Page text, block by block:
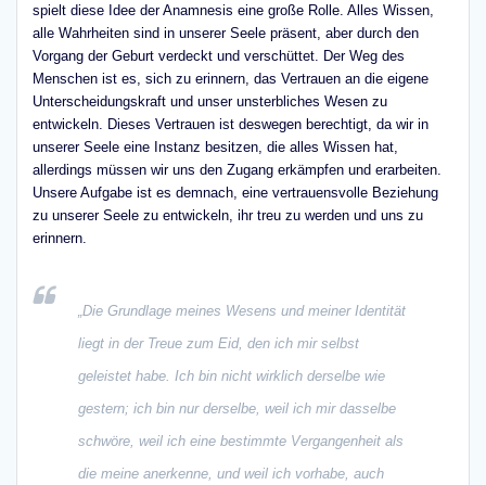
spielt diese Idee der Anamnesis eine große Rolle. Alles Wissen,
alle Wahrheiten sind in unserer Seele präsent, aber durch den
Vorgang der Geburt verdeckt und verschüttet. Der Weg des
Menschen ist es, sich zu erinnern, das Vertrauen an die eigene
Unterscheidungskraft und unser unsterbliches Wesen zu
entwickeln. Dieses Vertrauen ist deswegen berechtigt, da wir in
unserer Seele eine Instanz besitzen, die alles Wissen hat,
allerdings müssen wir uns den Zugang erkämpfen und erarbeiten.
Unsere Aufgabe ist es demnach, eine vertrauensvolle Beziehung
zu unserer Seele zu entwickeln, ihr treu zu werden und uns zu
erinnern.
„Die Grundlage meines Wesens und meiner Identität
liegt in der Treue zum Eid, den ich mir selbst
geleistet habe. Ich bin nicht wirklich derselbe wie
gestern; ich bin nur derselbe, weil ich mir dasselbe
schwöre, weil ich eine bestimmte Vergangenheit als
die meine anerkenne, und weil ich vorhabe, auch